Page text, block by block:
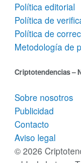
Política editorial
Política de
Política de
Metodología de
Criptotendencias –
Sobre nosotros
Publicidad
Contacto
Aviso legal
© 2026